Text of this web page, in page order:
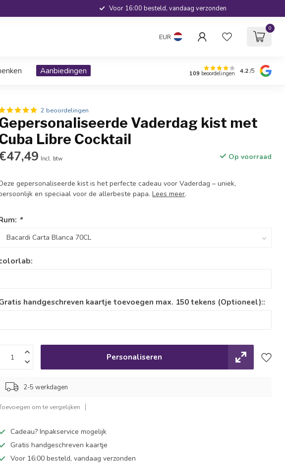
Voor 16:00 besteld, vandaag verzonden
EUR
0
Aanbiedingen 109 beoordelingen 4.2/5
2 beoordelingen
Vaderdag kist met
Libre Cocktail
Incl. btw Op voorraad
gepersonaliseerde kist is het perfecte cadeau voor Vaderdag – uniek,
en speciaal voor de allerbeste papa.Lees meer.
*
handgeschreven kaartje toevoegen max. 150 tekens (Optioneel)::
Personaliseren
2-5 werkdagen
om te vergelijken
Cadeau? Inpakservice mogelijk
Gratis handgeschreven kaartje
Voor 16:00 besteld, vandaag verzonden